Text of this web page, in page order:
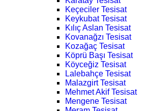
Keçeciler Tesisat
Keykubat Tesisat
Kılıç Aslan Tesisat
Kovanağzı Tesisat
Kozağaç Tesisat
Köprü Başı Tesisat
Köyceğiz Tesisat
Lalebahçe Tesisat
Malazgirt Tesisat
Mehmet Akif Tesisat
Mengene Tesisat